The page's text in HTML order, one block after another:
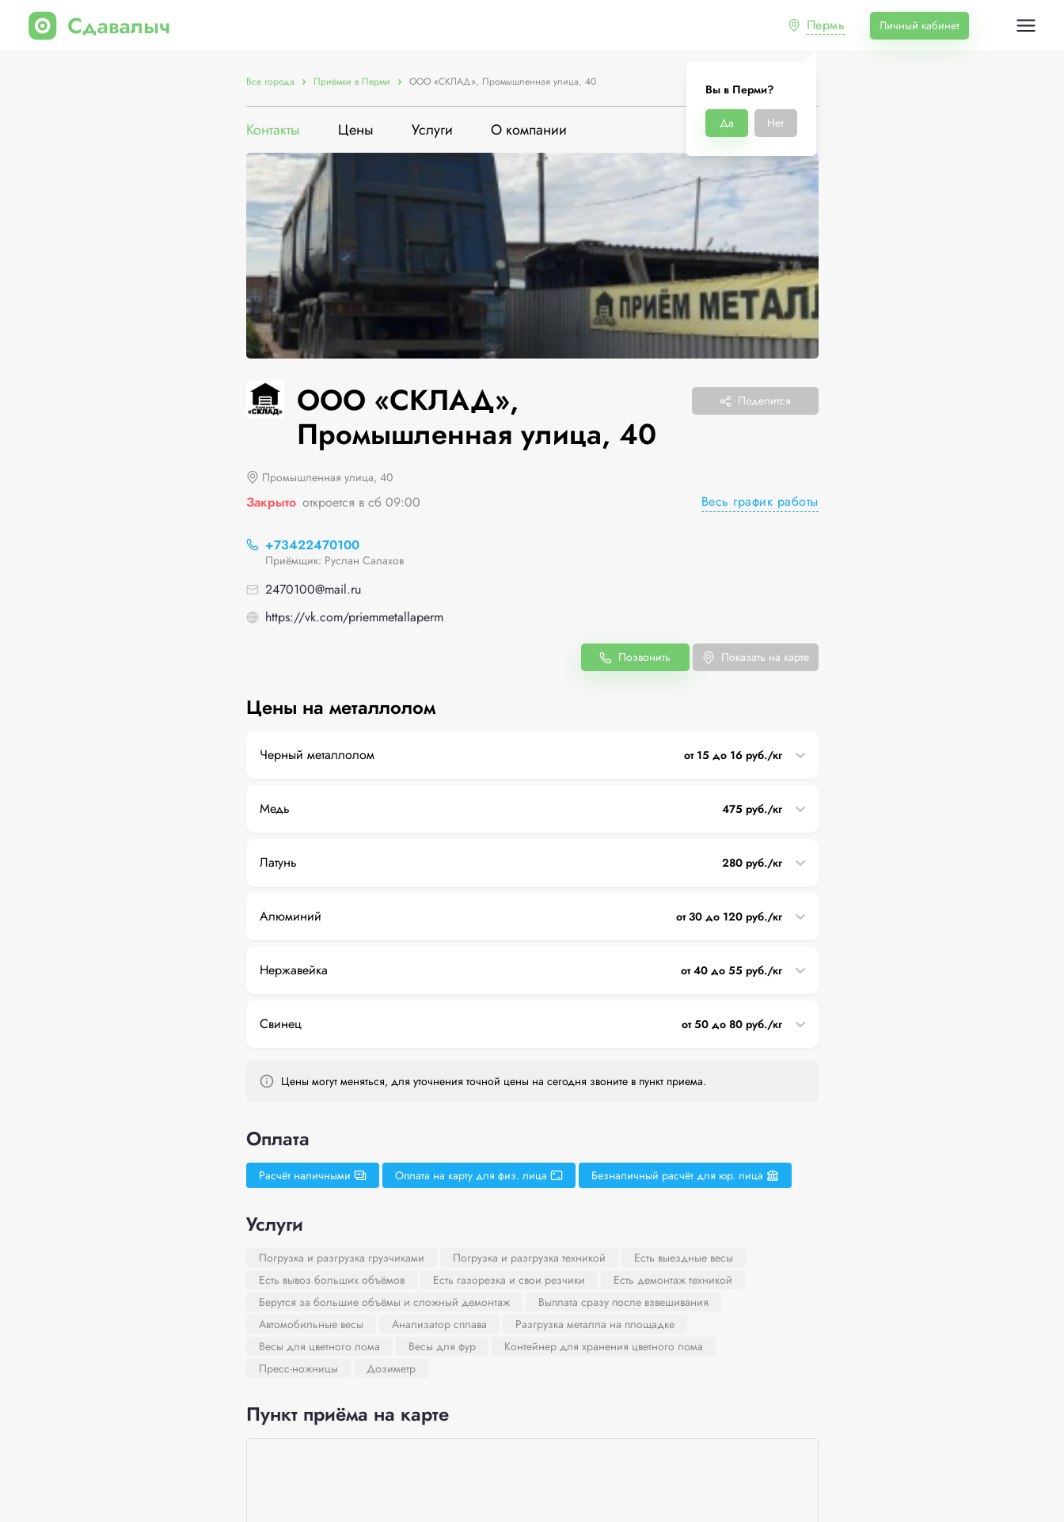
Пермь
Вы в Перми?
Да Нет
Личный кабинет
Все города Приёмки в Перми ООО «СКЛАД», Промышленная улица, 40
Контакты Цены Услуги О компании
ООО «СКЛАД»,
Промышленная улица, 40
Поделится
Промышленная улица, 40
Закрыто откроется в сб 09:00 Весь график работы
+73422470100
Приёмщик: Руслан Салахов
2470100@mail.ru
https://vk.com/priemmetallaperm
Позвонить Показать на карте
Цены на металлолом
Черный металлолом от 15 до 16 руб./кг
Медь 475 руб./кг
Латунь 280 руб./кг
Алюминий от 30 до 120 руб./кг
Нержавейка от 40 до 55 руб./кг
Свинец от 50 до 80 руб./кг
Цены могут меняться, для уточнения точной цены на сегодня звоните в пункт приема.
Оплата
Расчёт наличными Оплата на карту для физ. лица Безналичный расчёт для юр. лица
Услуги
Погрузка и разгрузка грузчиками Погрузка и разгрузка техникой
Есть выездные весы
Есть вывоз больших объёмов
Есть газорезка и свои резчики
Есть демонтаж техникой
Берутся за большие объёмы и сложный демонтаж
Выплата сразу после взвешивания
Автомобильные весы
Анализатор сплава
Разгрузка металла на площадке
Весы для цветного лома
Весы для фур
Контейнер для хранения цветного лома
Пресс-ножницы
Дозиметр
Пункт приёма на карте